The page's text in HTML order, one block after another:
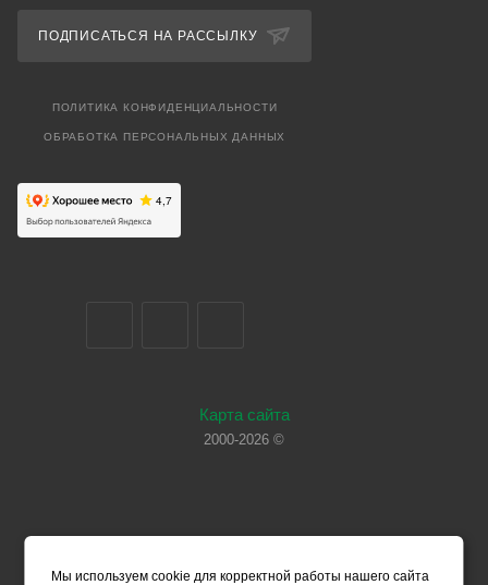
ПОДПИСАТЬСЯ НА РАССЫЛКУ
ПОЛИТИКА КОНФИДЕНЦИАЛЬНОСТИ
ОБРАБОТКА ПЕРСОНАЛЬНЫХ ДАННЫХ
Карта сайта
2000-2026 ©
Мы используем cookie для корректной работы нашего сайта